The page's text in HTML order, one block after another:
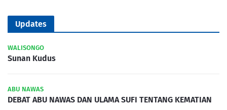
Updates
WALISONGO
Sunan Kudus
ABU NAWAS
DEBAT ABU NAWAS DAN ULAMA SUFI TENTANG KEMATIAN